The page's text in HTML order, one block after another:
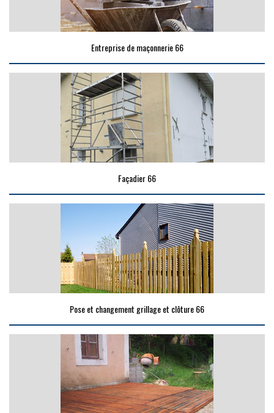
Entreprise de maçonnerie 66
Façadier 66
Pose et changement grillage et clôture 66